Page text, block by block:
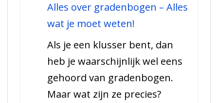
wat
u
moet
weten
over
vochtmeters
Alles over gradenbogen – Alles
wat je moet weten!
Als je een klusser bent, dan
heb je waarschijnlijk wel eens
gehoord van gradenbogen.
Maar wat zijn ze precies?